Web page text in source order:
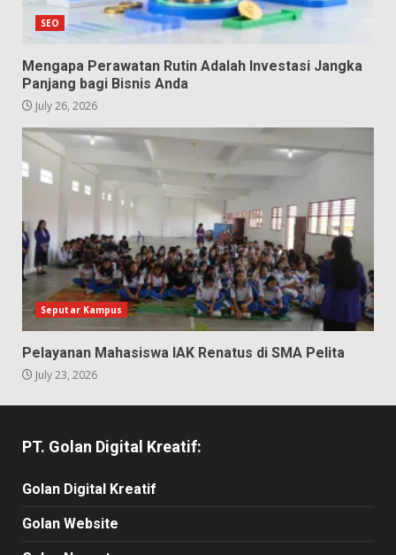
SEO
Mengapa Perawatan Rutin Adalah Investasi Jangka
Panjang bagi Bisnis Anda
July 26, 2026
Seputar Kampus
Pelayanan Mahasiswa IAK Renatus di SMA Pelita
July 23, 2026
PT. Golan Digital Kreatif:
Golan Digital Kreatif
Golan Website